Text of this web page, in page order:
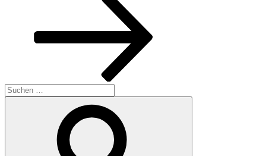
Suchen
nach: